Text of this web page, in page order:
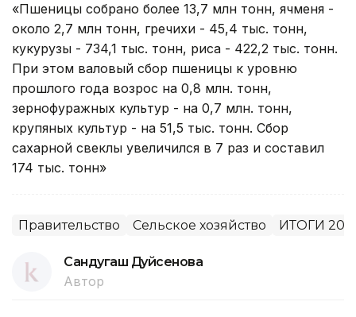
«Пшеницы собрано более 13,7 млн тонн, ячменя -
около 2,7 млн тонн, гречихи - 45,4 тыс. тонн,
кукурузы - 734,1 тыс. тонн, риса - 422,2 тыс. тонн.
При этом валовый сбор пшеницы к уровню
прошлого года возрос на 0,8 млн. тонн,
зернофуражных культур - на 0,7 млн. тонн,
крупяных культур - на 51,5 тыс. тонн. Сбор
сахарной свеклы увеличился в 7 раз и составил
174 тыс. тонн»
Правительство Сельское хозяйство ИТОГИ 2015
Сандугаш Дуйсенова
Автор